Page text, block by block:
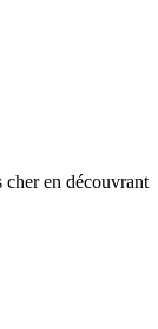
cher en découvrant